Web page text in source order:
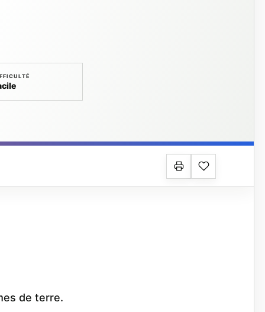
de terre.